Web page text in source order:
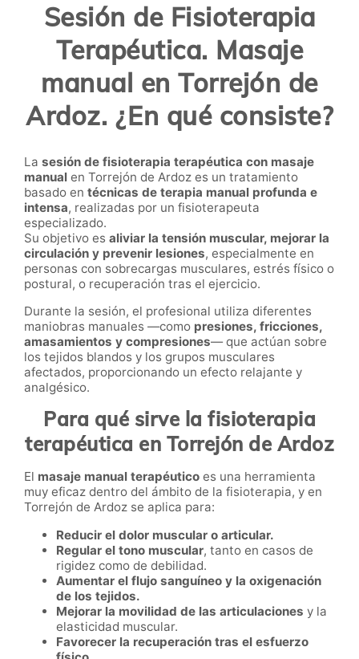
Sesión de Fisioterapia
Terapéutica. Masaje
manual en Torrejón de
Ardoz. ¿En qué consiste?
La sesión de fisioterapia terapéutica con masaje
manual en Torrejón de Ardoz es un tratamiento
basado en técnicas de terapia manual profunda e
intensa, realizadas por un fisioterapeuta
especializado.
Su objetivo es aliviar la tensión muscular, mejorar la
circulación y prevenir lesiones, especialmente en
personas con sobrecargas musculares, estrés físico o
postural, o recuperación tras el ejercicio.
Durante la sesión, el profesional utiliza diferentes
maniobras manuales —como presiones, fricciones,
amasamientos y compresiones— que actúan sobre
los tejidos blandos y los grupos musculares
afectados, proporcionando un efecto relajante y
analgésico.
Para qué sirve la fisioterapia
terapéutica en Torrejón de Ardoz
El masaje manual terapéutico es una herramienta
muy eficaz dentro del ámbito de la fisioterapia, y en
Torrejón de Ardoz se aplica para:
Reducir el dolor muscular o articular.
Regular el tono muscular, tanto en casos de
rigidez como de debilidad.
Aumentar el flujo sanguíneo y la oxigenación
de los tejidos.
Mejorar la movilidad de las articulaciones y la
elasticidad muscular.
Favorecer la recuperación tras el esfuerzo